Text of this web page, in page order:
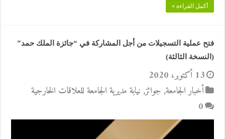
أكمل القراءة »
فتح عملية التسجيلات من أجل المشاركة في “جائزة الملك حمد”
(النسخة الثالثة)
13 أكتوبر، 2020
أخبار الجامعة, جوائز, نيابة مديرية الجامعة للعلاقات الخارجية
0